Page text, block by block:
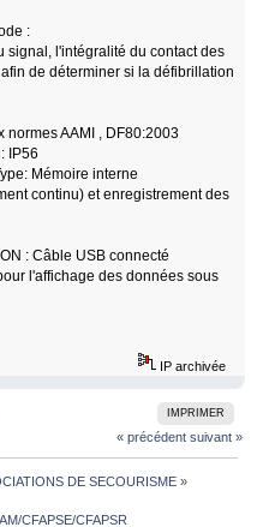
:
signal, l'intégralité du contact des
de déterminer si la défibrillation
normes AAMI , DF80:2003
IP56
Mémoire interne
continu) et enregistrement des
: Câble USB connecté
l'affichage des données sous
IP archivée
IMPRIMER
« précédent suivant »
DE SECOURISME»
CFAPSE/CFAPSR